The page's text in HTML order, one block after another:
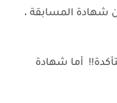
شهادة المسابقة ،
أما شهادة